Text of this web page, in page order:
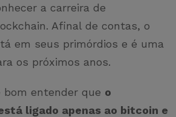
a carreira de
Afinal de contas, o
em seus primórdios e é uma
os próximos anos.
bom entender que o
ligado apenas ao bitcoin e